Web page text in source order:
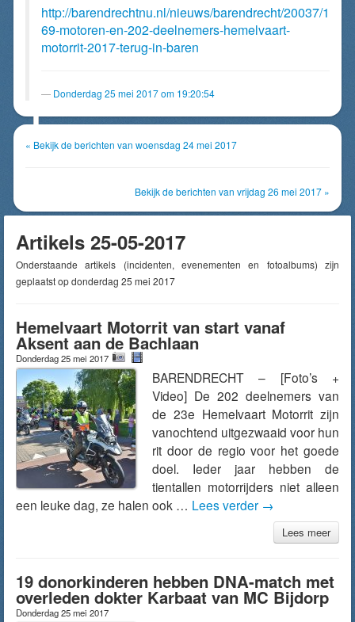
http://barendrechtnu.nl/nieuws/barendrecht/20037/1
69-motoren-en-202-deelnemers-hemelvaart-
motorrit-2017-terug-in-baren
Donderdag 25 mei 2017 om 19:20:54
« Bekijk de berichten van woensdag 24 mei 2017
Bekijk de berichten van vrijdag 26 mei 2017 »
Artikels 25-05-2017
Onderstaande artikels (incidenten, evenementen en fotoalbums) zijn
geplaatst op donderdag 25 mei 2017
Hemelvaart Motorrit van start vanaf
Aksent aan de Bachlaan
Donderdag 25 mei 2017
BARENDRECHT – [Foto’s +
Video] De 202 deelnemers van
de 23e Hemelvaart Motorrit zijn
vanochtend uitgezwaaid voor hun
rit door de regio voor het goede
doel. Ieder jaar hebben de
tientallen motorrijders niet alleen
een leuke dag, ze halen ook … Lees verder →
Lees meer
19 donorkinderen hebben DNA-match met
overleden dokter Karbaat van MC Bijdorp
Donderdag 25 mei 2017